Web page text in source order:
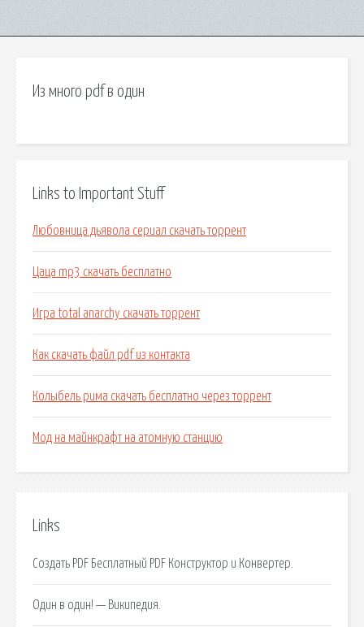
Из много pdf в один
Links to Important Stuff
Любовница дьявола сериал скачать торрент
Цаца mp3 скачать бесплатно
Игра total anarchy скачать торрент
Как скачать файл pdf из контакта
Колыбель рима скачать бесплатно через торрент
Мод на майнкрафт на атомную станцию
Links
Создать PDF Бесплатный PDF Конструктор и Конвертер.
Один в один! — Википедия.